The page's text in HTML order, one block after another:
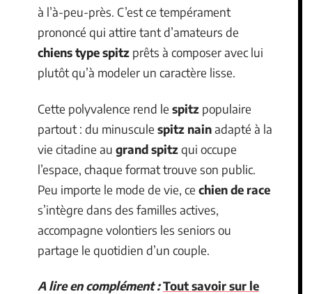
à l’à-peu-près. C’est ce tempérament
prononcé qui attire tant d’amateurs de
chiens type spitz prêts à composer avec lui
plutôt qu’à modeler un caractère lisse.
Cette polyvalence rend le spitz populaire
partout : du minuscule spitz nainadapté à la
vie citadine au grand spitzqui occupe
l’espace, chaque format trouve son public.
Peu importe le mode de vie, ce chien de race
s’intègre dans des familles actives,
accompagne volontiers les seniors ou
partage le quotidien d’un couple.
A lire en complément :Tout savoir sur le